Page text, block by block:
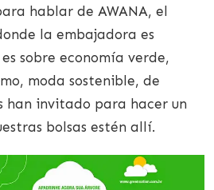
hablar de AWANA, el
la embajadora es
sobre economía verde,
moda sostenible, de
han invitado para hacer un
bolsas estén allí.